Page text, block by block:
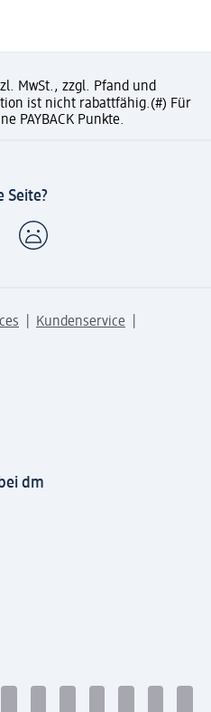
MwSt., zzgl. Pfand und
ist nicht rabattfähig.(#) Für
PAYBACK Punkte.
Seite?
Kundenservice
dm